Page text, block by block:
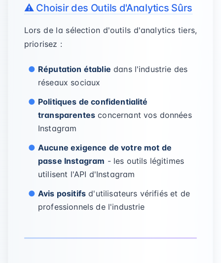
⚠️ Choisir des Outils d'Analytics Sûrs
Lors de la sélection d'outils d'analytics tiers,
priorisez :
Réputation établie dans l'industrie des
réseaux sociaux
Politiques de confidentialité
transparentes concernant vos données
Instagram
Aucune exigence de votre mot de
passe Instagram - les outils légitimes
utilisent l'API d'Instagram
Avis positifs d'utilisateurs vérifiés et de
professionnels de l'industrie